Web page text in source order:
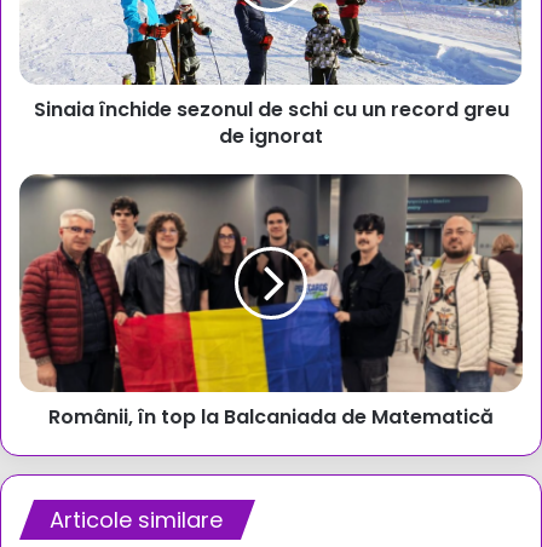
cu
un
record
greu
deSinaia închide sezonul de schi cu un record greu
de ignorat
Românii,
la
Balcaniada
de
Matematică
Românii, în top la Balcaniada de Matematică
Articole similare